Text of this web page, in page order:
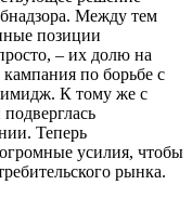
Между тем
позиции
– их долю на
по борьбе с
имидж. К тому же с
Теперь
усилия, чтобы
рынка.